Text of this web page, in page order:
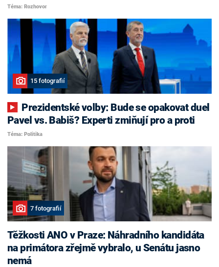
Téma: Rozhovor
15 fotografií
Pavel vs. Babiš? Experti zmiňují pro a proti
Téma: Politika
7 fotografií
Těžkosti ANO v Praze: Náhradního kandidáta
na primátora zřejmě vybralo, u Senátu jasno
nemá